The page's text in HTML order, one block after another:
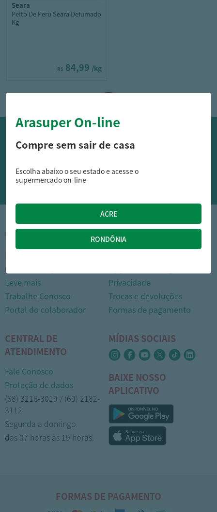
seara
Peito De Peru Seara Defumado
Kg
R$ 84,99 /kg
OFERTAS NO WHATSAPP:
Siga nossos canais oficiais de ofertas no Whasapp!
RECEBER OFERTAS
INSTITUCIONAL
Cartão Arasuper
Leve mais
Trabalhe Conosco
Portal do colaborador
DÚVIDAS FREQUENTES
Privacidade
Trocas e devoluções
Formas de pagamento
CENTRAL DE
ATENDIMENTO
Fale Conosco
Proteção de dados
(68) 3216-3019 / (69) 2182-
3112
Segunda a domingo
das 07 horas às 19 horas.
MÍDIAS SOCIAIS
BAIXE NOSSO
APLICATIVO
FORMAS DE PAGAMENTO
Arasuper On-line
Compre sem sair de casa
Escolha abaixo o seu estado e acesse o
supermercado on-line